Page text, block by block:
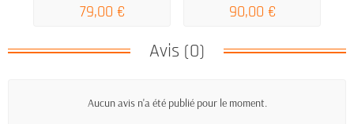
79,00 € 90,00 €
Avis (0)
Aucun avis n'a été publié pour le moment.